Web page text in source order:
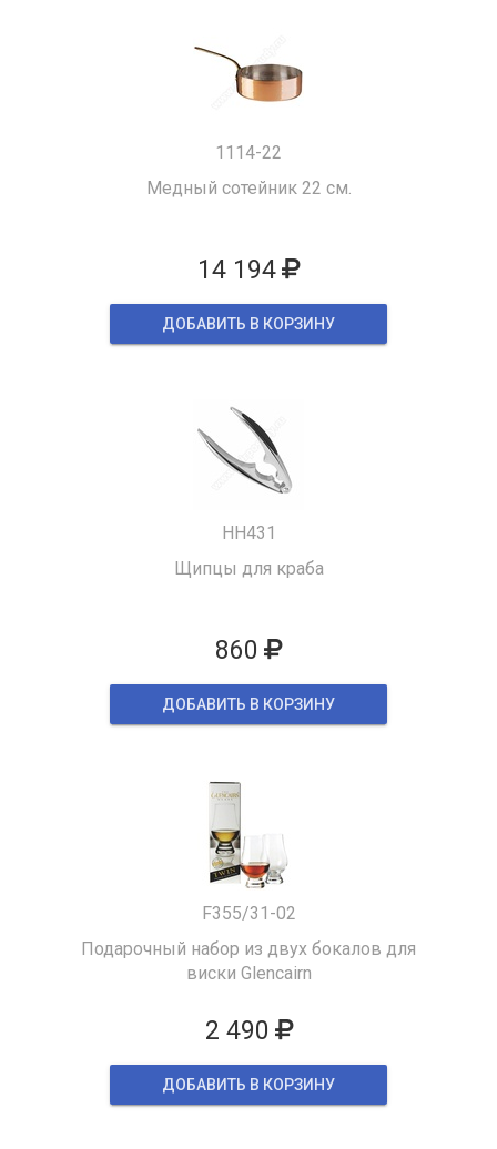
1114-22
Медный сотейник 22 см.
14 194
ДОБАВИТЬ В КОРЗИНУ
HH431
Щипцы для краба
860
ДОБАВИТЬ В КОРЗИНУ
F355/31-02
Подарочный набор из двух бокалов для
виски Glencairn
2 490
ДОБАВИТЬ В КОРЗИНУ